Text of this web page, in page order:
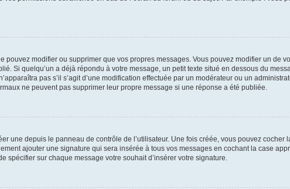
modifier ou supprimer que vos propres messages. Vous pouvez modifier un de
Si quelqu’un a déjà répondu à votre message, un petit texte situé en dessous du
pas s’il s’agit d’une modification effectuée par un modérateur ou un
ne peuvent pas supprimer leur propre message si une réponse a été publiée.
une depuis le panneau de contrôle de l’utilisateur. Une fois créée, vous pouvez cocher
ajouter une signature qui sera insérée à tous vos messages en cochant la case
spécifier sur chaque message votre souhait d’insérer votre signature.